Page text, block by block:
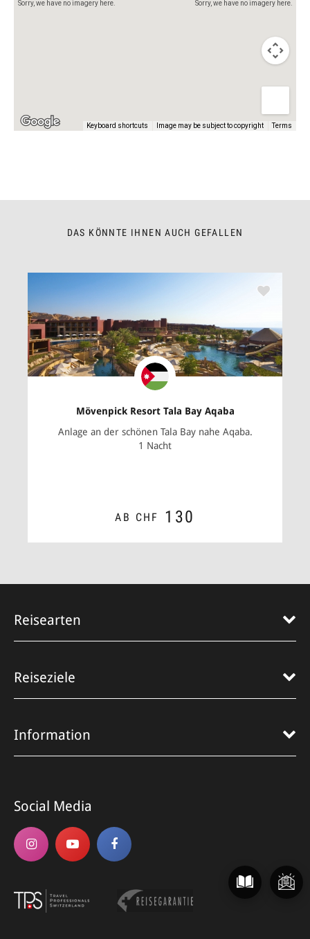
Sorry, we have no imagery here.
Sorry, we have no imagery here.
Keyboard shortcuts Image may be subject to copyright Terms
DAS KÖNNTE IHNEN AUCH GEFALLEN
Mövenpick Resort Tala Bay Aqaba
Anlage an der schönen Tala Bay nahe­ Aqaba.
1 Nacht
AB CHF 130
Reisearten
Reiseziele
Information
Social Media